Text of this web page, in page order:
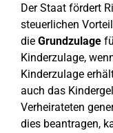
Der Staat fördert
steuerlichen
die Grundzulage
Kinderzulage,
Kinderzulage
auch das
Verheirateten
dies beantragen,